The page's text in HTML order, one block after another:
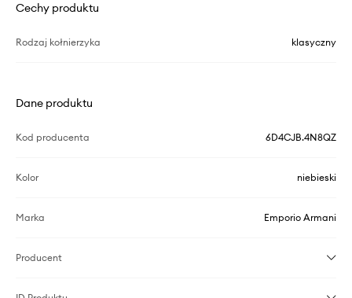
Cechy produktu
Rodzaj kołnierzyka klasyczny
Dane produktu
Kod producenta 6D4CJB.4N8QZ
Kolor niebieski
Marka Emporio Armani
Producent